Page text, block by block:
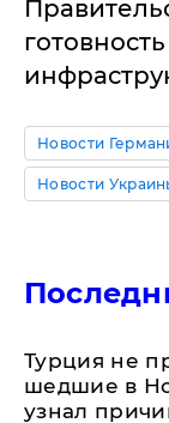
Новости
Новости
Турция не
шедшие в
узнал